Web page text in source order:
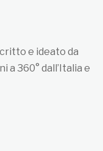
e ideato da
a 360° dall’Italia e